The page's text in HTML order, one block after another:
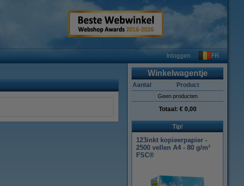
Inloggen FR
Winkelwagentje
Aantal Product
Geen producten
Totaal: € 0,00
Tip!
123inkt kopieerpapier -
2500 vellen A4 - 80 g/m²
FSC®